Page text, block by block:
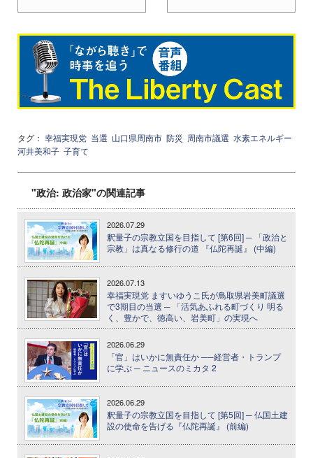
タグ： 幸福実現党 当選 山口県周南市 防災 周南市議選 水素エネルギー
河井美和子 子育て
"政治: 政治家"の関連記事
2026.07.29
釈量子の宗教立国を目指して [第6回] ─ 「政治と
宗教」は真なる修行の道 『仏陀再誕』 (中編)
2026.07.13
幸福実現党 ますいゆうこ氏が鳥取県岩美町議選
で3期目の当選 ─ 「活気あふれる町づくり 明る
く、豊かで、徳高い、岩美町」の実現へ
2026.06.29
「官」はいかに無責任か ──経営者・トランプ
に学ぶ ─ ニュースのミカタ 2
2026.06.29
釈量子の宗教立国を目指して [第5回] ─ 仏国土建
設の使命を告げる『仏陀再誕』 (前編)